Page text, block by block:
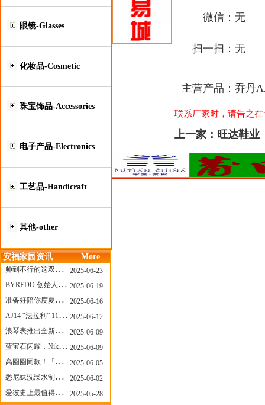
眼镜-Glasses
化妆品-Cosmetic
珠宝饰品-Accessories
电子产品-Electronics
工艺品-Handicraft
其他-other
安福家园资讯 More
帅到不行的这双跑鞋，其实藏着Nike第一位签约跑者的故事
2025-06-23
BYREDO 创始人离任，也带走了那份灵魂感
2025-06-19
准备好陪你度夏，nanamica x Suicoke 新联名来了
2025-06-16
AJ14 “法拉利” 11年后回归，红色超跑气场全开
2025-06-12
浪琴表推出全新先行者系列祖鲁时间1925腕表
2025-06-09
蓝宝石闪耀，Nike Air Max DN8 华丽变身
2025-06-09
高圆圆同款！「赤足New Balance」新联名曝光，铺货了
2025-06-05
悉尼妹洗澡水制成肥皂开启售卖！男粉：这肥皂能吃吗？
2025-06-02
爱彼史上最值得看的大展！揭秘150年传奇制表背后
2025-05-28
微信： 无
扫一扫： 无
主营产品： 乔丹
联系厂家时，请告之
上一家： 旺达鞋业